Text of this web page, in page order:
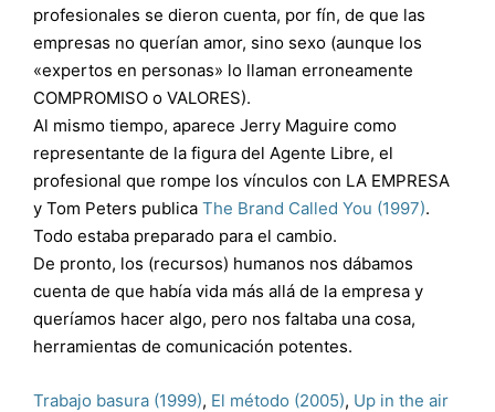
profesionales se dieron cuenta, por fín, de que las
empresas no querían amor, sino sexo (aunque los
«expertos en personas» lo llaman erroneamente
COMPROMISO o VALORES).
Al mismo tiempo, aparece Jerry Maguire como
representante de la figura del Agente Libre, el
profesional que rompe los vínculos con LA EMPRESA
y Tom Peters publica The Brand Called You (1997).
Todo estaba preparado para el cambio.
De pronto, los (recursos) humanos nos dábamos
cuenta de que había vida más allá de la empresa y
queríamos hacer algo, pero nos faltaba una cosa,
herramientas de comunicación potentes.
Trabajo basura (1999), El método (2005), Up in the air